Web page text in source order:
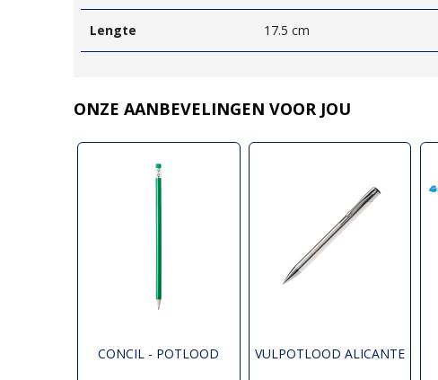
Lengte 17.5 cm
ONZE AANBEVELINGEN VOOR JOU
CONCIL - POTLOOD VULPOTLOOD ALICANTE